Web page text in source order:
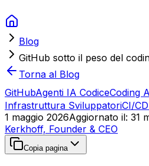
Blog
GitHub sotto il peso del
Torna al Blog
GitHubAgenti IA CodiceCoding
Infrastruttura SviluppatoriCI/CD
1 maggio 2026Aggiornato il: 31
Kerkhoff, Founder & CEO
Copia pagina